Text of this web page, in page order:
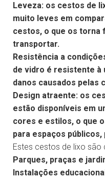
Leveza: os cestos de
muito leves em
cestos, o que os torna
transportar.
Resistência a
de vidro é resistente à
danos causados pelas
Design atraente: os
estão disponíveis em
cores e estilos, o que
para espaços
Estes cestos de lixo
Parques, praças e
Instalações